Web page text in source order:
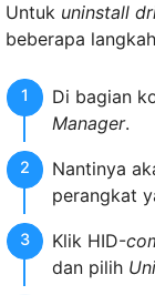
Untuk uninstall
beberapa
Di bagian
Manager.
Nantinya
perangkat
Klik HID-
dan pilih